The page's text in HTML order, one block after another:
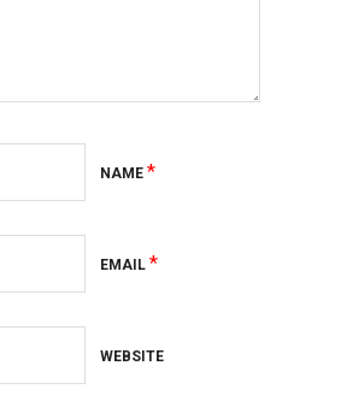
NAME *
EMAIL *
WEBSITE